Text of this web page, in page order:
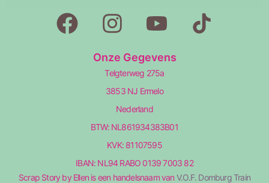
Onze Gegevens
Telgterweg 275a
3853 NJ Ermelo
Nederland
BTW: NL861934383B01
KVK: 81107595
IBAN: NL94 RABO 0139 7003 82
Scrap Story by Ellen is een handelsnaam van V.O.F. Domburg Train